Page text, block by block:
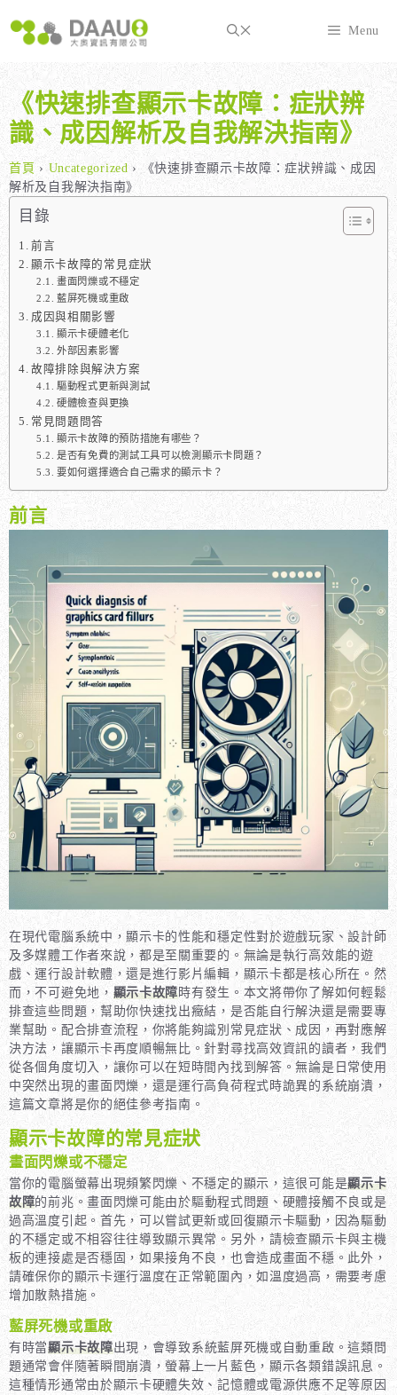
至
內
Menu
《快速排查顯示卡故障：症狀辨
識、成因解析及自我解決指南》
首頁 › Uncategorized › 《快速排查顯示卡故障：症狀辨識、成因
解析及自我解決指南》
目錄
前言
顯示卡故障的常見症狀
畫面閃爍或不穩定
藍屏死機或重啟
成因與相關影響
顯示卡硬體老化
外部因素影響
故障排除與解決方案
驅動程式更新與測試
硬體檢查與更換
常見問題問答
顯示卡故障的預防措施有哪些？
是否有免費的測試工具可以檢測顯示卡問題？
要如何選擇適合自己需求的顯示卡？
前言
在現代電腦系統中，顯示卡的性能和穩定性對於遊戲玩家、設計師
及多媒體工作者來說，都是至關重要的。無論是執行高效能的遊
戲、運行設計軟體，還是進行影片編輯，顯示卡都是核心所在。然
而，不可避免地， 顯示卡故障時有發生。本文將帶你了解如何輕鬆
排查這些問題，幫助你快速找出癥結，是否能自行解決還是需要專
業幫助。配合排查流程，你將能夠識別常見症狀、成因，再對應解
決方法，讓顯示卡再度順暢無比。針對尋找高效資訊的讀者，我們
從各個角度切入，讓你可以在短時間內找到解答。無論是日常使用
中突然出現的畫面閃爍，還是運行高負荷程式時詭異的系統崩潰，
這篇文章將是你的絕佳參考指南。
顯示卡故障的常見症狀
畫面閃爍或不穩定
當你的電腦螢幕出現頻繁閃爍、不穩定的顯示，這很可能是顯示卡
故障的前兆。畫面閃爍可能由於驅動程式問題、硬體接觸不良或是
過高溫度引起。首先，可以嘗試更新或回復顯示卡驅動，因為驅動
的不穩定或不相容往往導致顯示異常。另外，請檢查顯示卡與主機
板的連接處是否穩固，如果接角不良，也會造成畫面不穩。此外，
請確保你的顯示卡運行溫度在正常範圍內，如溫度過高，需要考慮
增加散熱措施。
藍屏死機或重啟
有時當顯示卡故障出現，會導致系統藍屏死機或自動重啟。這類問
題通常會伴隨著瞬間崩潰，螢幕上一片藍色，顯示各類錯誤訊息。
這種情形通常由於顯示卡硬體失效、記憶體或電源供應不足等原因